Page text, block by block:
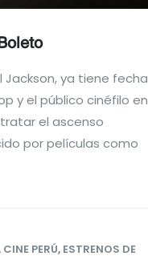
Jackson, ya tiene fecha
y el público cinéfilo en
el ascenso
por películas como
PERÚ, ESTRENOS DE